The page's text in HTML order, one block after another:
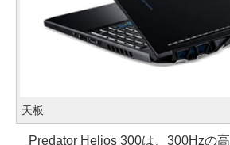
天板
Predator Helios 300は、300Hzの高